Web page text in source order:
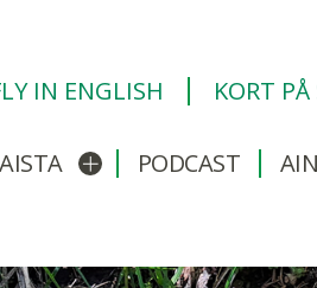
IN ENGLISH
KORT
Avaa/sulje alavalikko
PODCAST